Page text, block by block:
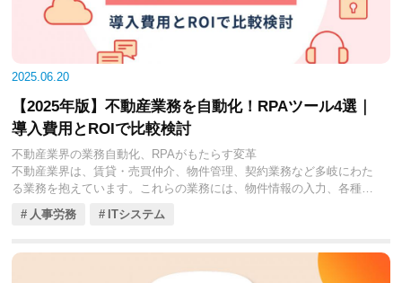
クの低減、コンプライアンス強化など、多岐にわたるメリットを不動
産会社にもたらします。
2025年現在、不動産電子契約システムは多様なサービスが登場してお
り、各社が独自の機能や料金体系を提供しています。本コラムでは、
特に注目すべき5つの電子契約システムを厳選し、それぞれの料金プラ
ン、主要機能、そして導入ステップを徹底的に比較解説していきま
一助となれば幸いです。
2025.06.20
【2025年版】不動産業務を自動化！RPAツール4選｜
導入費用とROIで比較検討
不動産業界の業務自動化、RPAがもたらす変革
不動産業界は、賃貸・売買仲介、物件管理、契約業務など多岐にわた
る業務を抱えています。これらの業務には、物件情報の入力、各種書
類作成、データ集計、ポータルサイトへの登録作業など、定型的かつ
反復的な作業が数多く存在します。これらの作業は、人的ミスを誘発
る大きな要因となっていました。
人事労務 ITシステム